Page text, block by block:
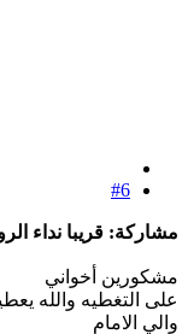
#6
مشاركة: قريبا نداء
مشكورين أخواني
على التغطيه والله
والي الامام